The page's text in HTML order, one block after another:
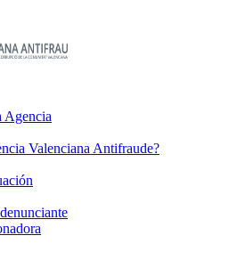
Agencia
Valenciana Antifraude?